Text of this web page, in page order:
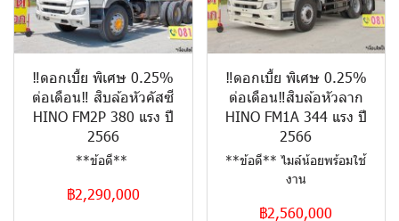
‼️ดอกเบี้ย พิเศษ 0.25%
ต่อเดือน‼️ สิบล้อหัวคัสซี
HINO FM2P 380 แรง ปี
2566
**ข้อดี**
฿2,290,000
‼️ดอกเบี้ย พิเศษ 0.25%
ต่อเดือน‼️สิบล้อหัวลาก
HINO FM1A 344 แรง ปี
2566
**ข้อดี** ไมล์น้อยพร้อมใช้
งาน
฿2,560,000